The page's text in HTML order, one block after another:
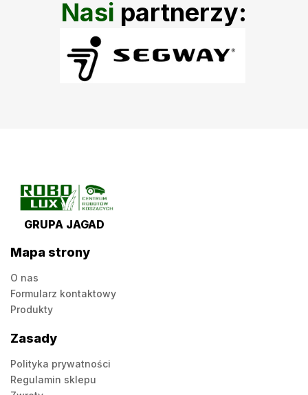
Nasi partnerzy:
GRUPA JAGAD
Mapa strony
O nas
Formularz kontaktowy
Produkty
Zasady
Polityka prywatności
Regulamin sklepu